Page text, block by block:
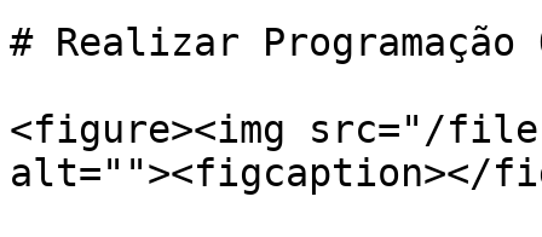
# Realizar Programação
<figure><img src="/
alt=""><figcaption></